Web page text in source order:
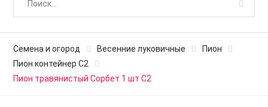
Семена и огород Весенние луковичные
Пион
Пион контейнер С2
Пион травянистый Сорбет 1 шт С2